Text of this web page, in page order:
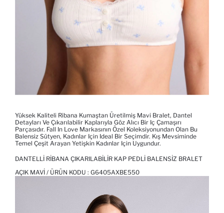
Yüksek Kaliteli Ribana Kumaştan Üretilmiş Mavi Bralet, Dantel
Detayları Ve Çıkarılabilir Kaplarıyla Göz Alıcı Bir Iç Çamaşırı
Parçasıdır. Fall In Love Markasının Özel Koleksiyonundan Olan Bu
Balensiz Sütyen, Kadınlar Için Ideal Bir Seçimdir. Kış Mevsiminde
Temel Çeşit Arayan Yetişkin Kadınlar Için Uygundur.
DANTELLI RIBANA ÇIKARILABILIR KAP PEDLI BALENSIZ BRALET
AÇIK MAVI / ÜRÜN KODU : G6405AXBE550